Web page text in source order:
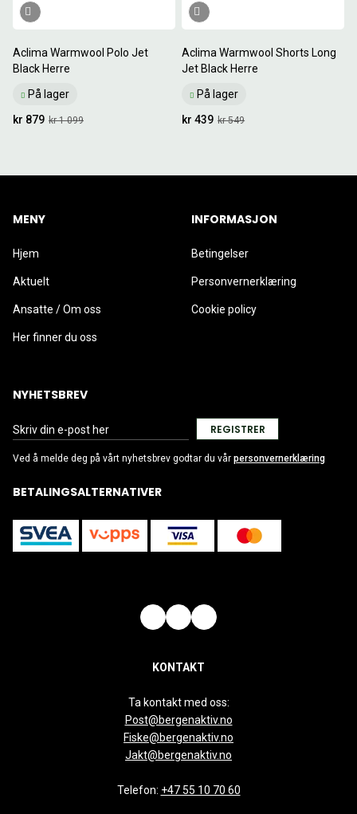
Aclima Warmwool Polo Jet
Black Herre
På lager
kr 1 099
kr 879
Aclima Warmwool Shorts Long
Jet Black Herre
På lager
kr 549
kr 439
MENY
Hjem
Aktuelt
Ansatte / Om oss
Her finner du oss
INFORMASJON
Betingelser
Personvernerklæring
Cookie policy
NYHETSBREV
REGISTRER
Ved å melde deg på vårt nyhetsbrev godtar du vår personvernerklæring
BETALINGSALTERNATIVER
KONTAKT
Ta kontakt med oss:
Post@bergenaktiv.no
Fiske@bergenaktiv.no
Jakt@bergenaktiv.no
Telefon: +47 55 10 70 60